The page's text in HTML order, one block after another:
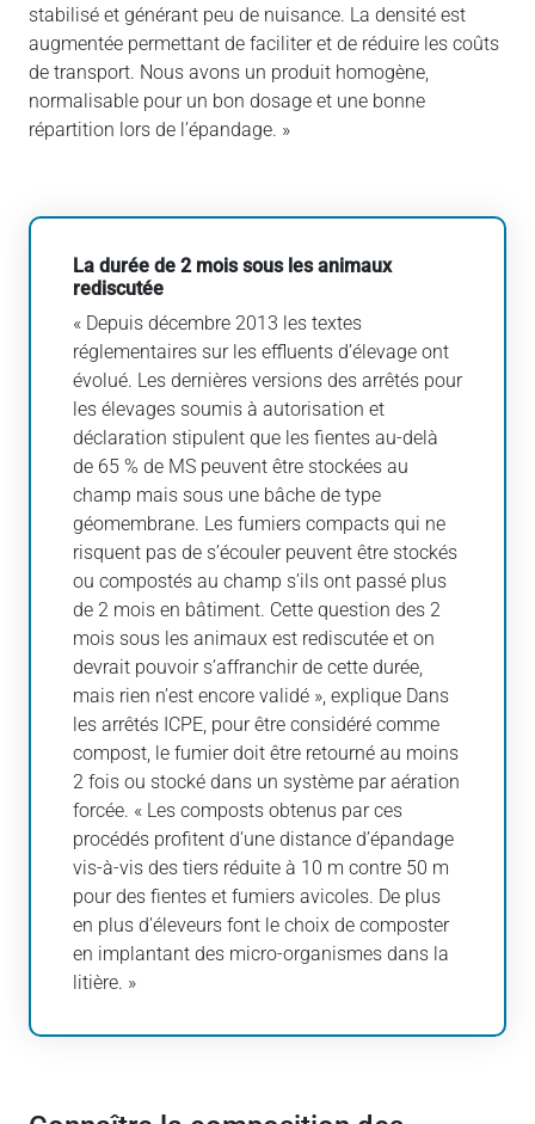
stabilisé et générant peu de nuisance. La densité est
augmentée permettant de faciliter et de réduire les coûts
de transport. Nous avons un produit homogène,
normalisable pour un bon dosage et une bonne
répartition lors de l’épandage. »
La durée de 2 mois sous les animaux
rediscutée
« Depuis décembre 2013 les textes
réglementaires sur les effluents d’élevage ont
évolué. Les dernières versions des arrêtés pour
les élevages soumis à autorisation et
déclaration stipulent que les fientes au-delà
de 65 % de MS peuvent être stockées au
champ mais sous une bâche de type
géomembrane. Les fumiers compacts qui ne
risquent pas de s’écouler peuvent être stockés
ou compostés au champ s’ils ont passé plus
de 2 mois en bâtiment. Cette question des 2
mois sous les animaux est rediscutée et on
devrait pouvoir s’affranchir de cette durée,
mais rien n’est encore validé », explique Dans
les arrêtés ICPE, pour être considéré comme
compost, le fumier doit être retourné au moins
2 fois ou stocké dans un système par aération
forcée. « Les composts obtenus par ces
procédés profitent d’une distance d’épandage
vis-à-vis des tiers réduite à 10 m contre 50 m
pour des fientes et fumiers avicoles. De plus
en plus d’éleveurs font le choix de composter
en implantant des micro-organismes dans la
litière. »